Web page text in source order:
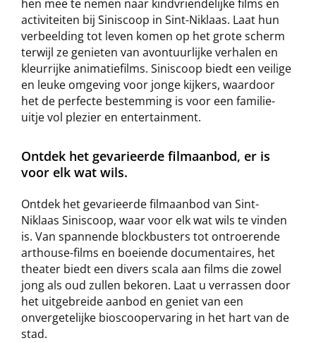
hen mee te nemen naar kindvriendelijke films en
activiteiten bij Siniscoop in Sint-Niklaas. Laat hun
verbeelding tot leven komen op het grote scherm
terwijl ze genieten van avontuurlijke verhalen en
kleurrijke animatiefilms. Siniscoop biedt een veilige
en leuke omgeving voor jonge kijkers, waardoor
het de perfecte bestemming is voor een familie-
uitje vol plezier en entertainment.
Ontdek het gevarieerde filmaanbod, er is
voor elk wat wils.
Ontdek het gevarieerde filmaanbod van Sint-
Niklaas Siniscoop, waar voor elk wat wils te vinden
is. Van spannende blockbusters tot ontroerende
arthouse-films en boeiende documentaires, het
theater biedt een divers scala aan films die zowel
jong als oud zullen bekoren. Laat u verrassen door
het uitgebreide aanbod en geniet van een
onvergetelijke bioscoopervaring in het hart van de
stad.